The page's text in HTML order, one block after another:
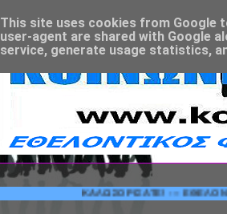
ΚΑΛΩΣΟΡΙΣΑΤΕ! ---
This site uses cookies from Google
user-agent are shared with Google
service, generate usage statistics,